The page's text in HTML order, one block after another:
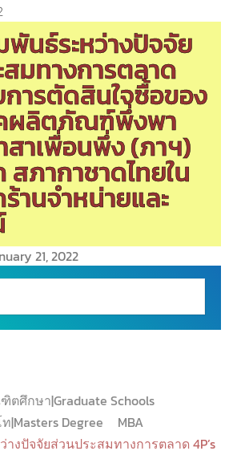
นธ์ระหว่างปัจจัย
มทางการตลาด
การตัดสินใจซื้อของ
ผลิตภัณฑ์พึ่งพา
าเพื่อนพึ่ง (ภาฯ)
สภากาชาดไทยใน
านจำหน่ายและ
21, 2022
ศึกษา|Graduate Schools
Degree
MBA
งปัจจัยส่วนประสมทางการตลาด 4P’s